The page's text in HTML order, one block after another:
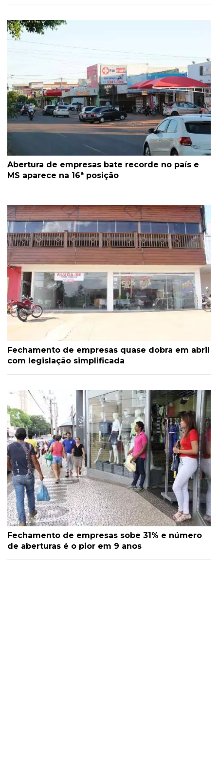
Abertura de empresas bate recorde no país e
MS aparece na 16ª posição
Fechamento de empresas quase dobra em abril
com legislação simplificada
Fechamento de empresas sobe 31% e número
de aberturas é o pior em 9 anos